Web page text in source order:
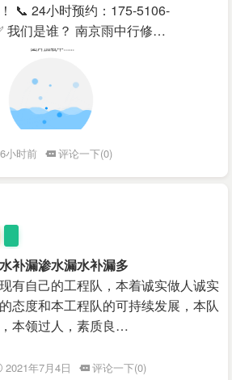
📞 24小时预约：175-5106-
我们是谁？ 南京雨中行修…
6小时前 评论一下(0)
补漏渗水漏水补漏多
有自己的工程队，本着诚实做人诚实
态度和本工程队的可持续发展，本队
本领过人，素质良…
2021年7月4日 评论一下(0)